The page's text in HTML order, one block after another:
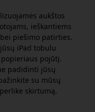
aukštos
ieškantiems
piešimo patirties.
iPad tobulu
pojūtį.
padidinti jūsų
su mūsų
skirtumą.